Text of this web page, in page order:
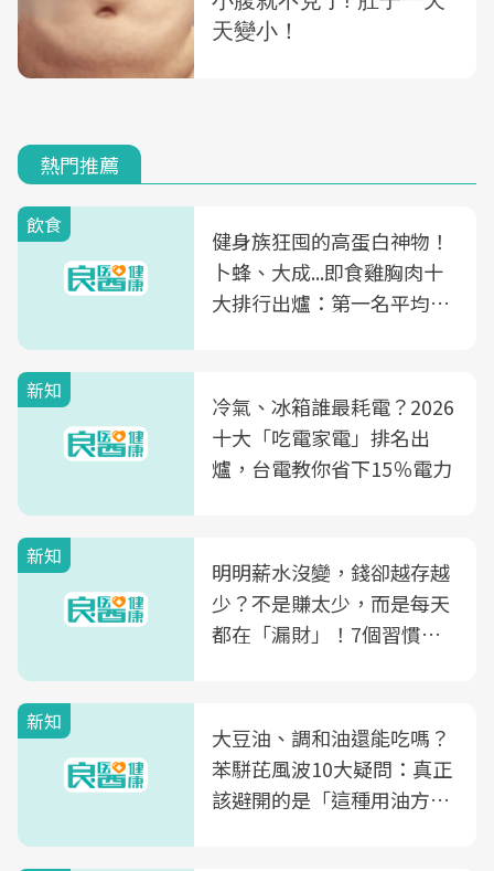
熱門推薦
飲食
健身族狂囤的高蛋白神物！
卜蜂、大成...即食雞胸肉十
大排行出爐：第一名平均一
新知
冷氣、冰箱誰最耗電？2026
十大「吃電家電」排名出
爐，台電教你省下15％電力
新知
明明薪水沒變，錢卻越存越
少？不是賺太少，而是每天
都在「漏財」！7個習慣一
新知
大豆油、調和油還能吃嗎？
苯駢芘風波10大疑問：真正
該避開的是「這種用油方